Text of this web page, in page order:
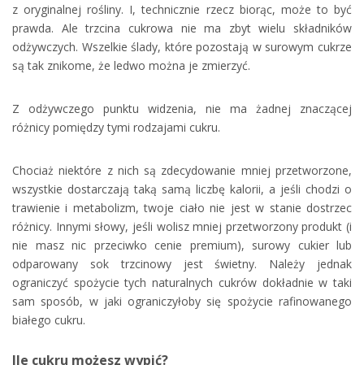
z oryginalnej rośliny. I, technicznie rzecz biorąc, może to być
prawda. Ale trzcina cukrowa nie ma zbyt wielu składników
odżywczych. Wszelkie ślady, które pozostają w surowym cukrze
są tak znikome, że ledwo można je zmierzyć.
Z odżywczego punktu widzenia, nie ma żadnej znaczącej
różnicy pomiędzy tymi rodzajami cukru.
Chociaż niektóre z nich są zdecydowanie mniej przetworzone,
wszystkie dostarczają taką samą liczbę kalorii, a jeśli chodzi o
trawienie i metabolizm, twoje ciało nie jest w stanie dostrzec
różnicy. Innymi słowy, jeśli wolisz mniej przetworzony produkt (i
nie masz nic przeciwko cenie premium), surowy cukier lub
odparowany sok trzcinowy jest świetny. Należy jednak
ograniczyć spożycie tych naturalnych cukrów dokładnie w taki
sam sposób, w jaki ograniczyłoby się spożycie rafinowanego
białego cukru.
Ile cukru możesz wypić?